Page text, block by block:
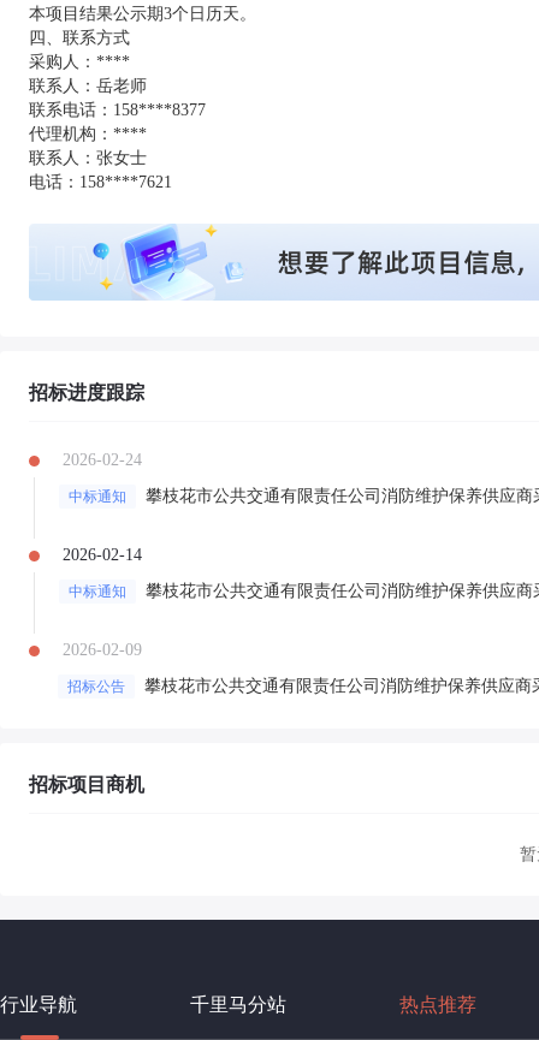
本项目结果公示期3个日历天。
四、联系方式
采购人：****
联系人：岳老师
联系电话：158****8377
代理机构：****
联系人：张女士
电话：158****7621
招标进度跟踪
2026-02-24
中标通知 攀枝花市公共交通有限责任公司消防维护保养供应商
2026-02-14
中标通知 攀枝花市公共交通有限责任公司消防维护保养供应商
2026-02-09
招标公告 攀枝花市公共交通有限责任公司消防维护保养供应商
招标项目商机
行业导航 千里马分站 热点推荐